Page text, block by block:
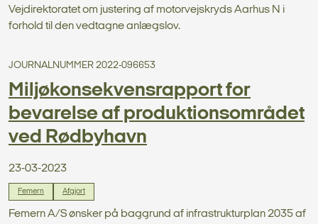
Vejdirektoratet om justering af motorvejskryds Aarhus N i
forhold til den vedtagne anlægslov.
JOURNALNUMMER 2022-096653
Miljøkonsekvensrapport for
bevarelse af produktionsområdet
ved Rødbyhavn
23-03-2023
Femern Afgjort
Femern A/S ønsker på baggrund af infrastrukturplan 2035 af